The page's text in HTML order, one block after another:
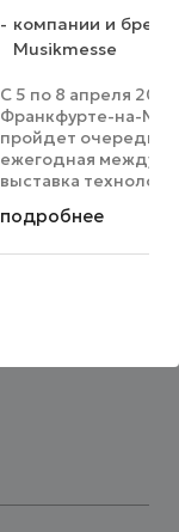
компании и
Musikmesse
С 5 по 8 апреля
Франкфурте-на-
пройдет очередная
ежегодная
выставка
мероприятий
подробнее